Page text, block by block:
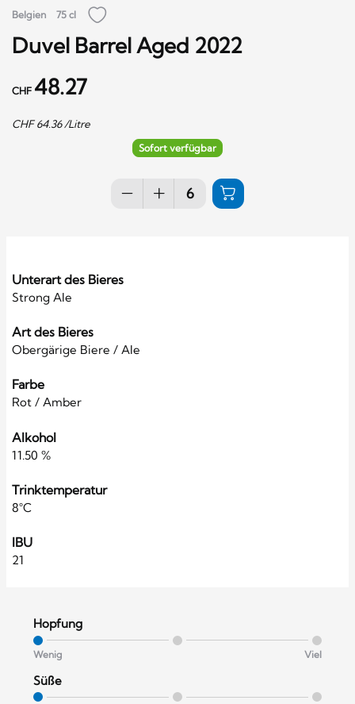
Belgien 75 cl
Duvel Barrel Aged 2022
CHF 48.27
CHF64.36/Litre
Sofort verfügbar
Unterart des Bieres
Strong Ale
Art des Bieres
Obergärige Biere / Ale
Farbe
Rot / Amber
Alkohol
11.50 %
Trinktemperatur
8°C
IBU
21
Hopfung
Wenig Viel
Süße